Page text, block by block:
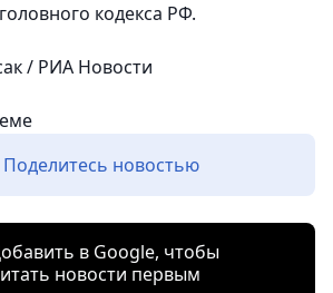
кодекса РФ.
/ РИА Новости
Поделитесь новостью
в Google, чтобы
новости первым